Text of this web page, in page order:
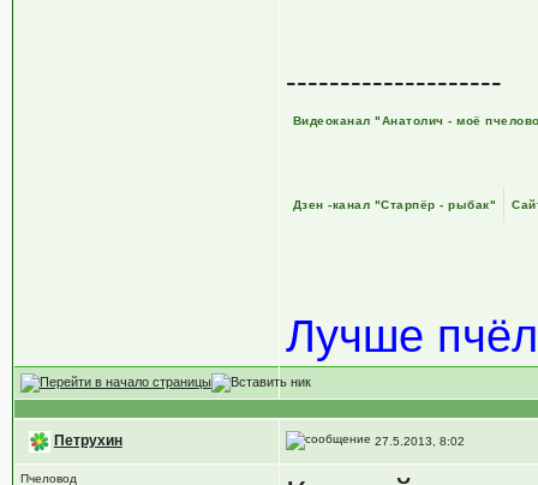
--------------------
Видеоканал "Анатолич - моё
Дзен -канал "Старпёр - рыбак"
Лучше
Петрухин 27.5.2013, 8:02
Пчеловод